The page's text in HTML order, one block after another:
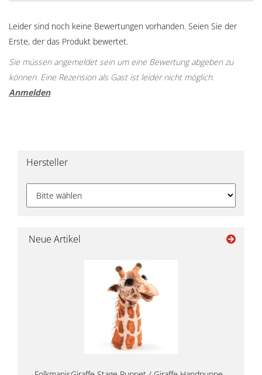
Leider sind noch keine Bewertungen vorhanden. Seien Sie der
Erste, der das Produkt bewertet.
Sie müssen angemeldet sein um eine Bewertung abgeben zu
können. Eine Rezension als Gast ist leider nicht möglich.
Anmelden
Hersteller
Neue Artikel